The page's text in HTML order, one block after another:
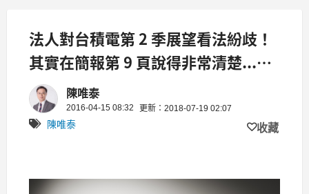
法人對台積電第 2 季展望看法紛歧！
其實在簡報第 9 頁說得非常清楚...
（內附法說會簡報檔)
陳唯泰
2016-04-15 08:32 更新：2018-07-19 02:07
陳唯泰 收藏